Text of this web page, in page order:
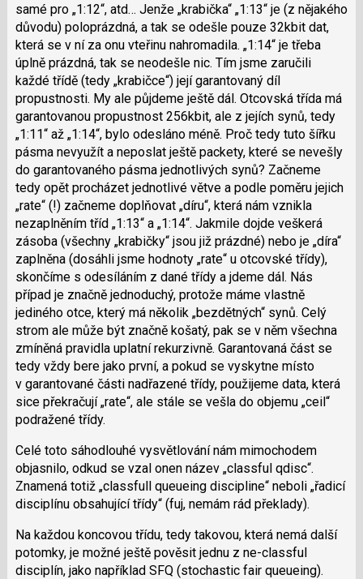
samé pro „1:12“, atd… Jenže „krabička“ „1:13“ je (z nějakého
důvodu) poloprázdná, a tak se odešle pouze 32kbit dat,
která se v ní za onu vteřinu nahromadila. „1:14“ je třeba
úplně prázdná, tak se neodešle nic. Tím jsme zaručili
každé třídě (tedy „krabičce“) její garantovaný díl
propustnosti. My ale půjdeme ještě dál. Otcovská třída má
garantovanou propustnost 256kbit, ale z jejích synů, tedy
„1:11“ až „1:14“, bylo odesláno méně. Proč tedy tuto šířku
pásma nevyužít a neposlat ještě packety, které se nevešly
do garantovaného pásma jednotlivých synů? Začneme
tedy opět procházet jednotlivé větve a podle poměru jejich
„rate“ (!) začneme doplňovat „díru“, která nám vznikla
nezaplněním tříd „1:13“ a „1:14“. Jakmile dojde veškerá
zásoba (všechny „krabičky“ jsou již prázdné) nebo je „díra“
zaplněna (dosáhli jsme hodnoty „rate“ u otcovské třídy),
skončíme s odesíláním z dané třídy a jdeme dál. Nás
případ je značně jednoduchý, protože máme vlastně
jediného otce, který má několik „bezdětných“ synů. Celý
strom ale může být značně košatý, pak se v něm všechna
zmíněná pravidla uplatní rekurzivně. Garantovaná část se
tedy vždy bere jako první, a pokud se vyskytne místo
v garantované části nadřazené třídy, použijeme data, která
sice překračují „rate“, ale stále se vešla do objemu „ceil“
podražené třídy.
Celé toto sáhodlouhé vysvětlování nám mimochodem
objasnilo, odkud se vzal onen název „classful qdisc“.
Znamená totiž „classfull queueing discipline“ neboli „řadicí
disciplínu obsahující třídy“ (fuj, nemám rád překlady).
Na každou koncovou třídu, tedy takovou, která nemá další
potomky, je možné ještě pověsit jednu z ne-classful
disciplín, jako například SFQ (stochastic fair queueing).